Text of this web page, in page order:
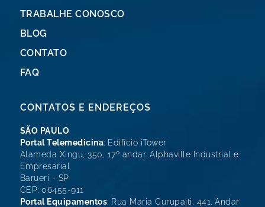
TRABALHE CONOSCO
BLOG
CONTATO
FAQ
CONTATOS E ENDEREÇOS
SÃO PAULO
Portal Telemedicina: Edifício iTower
Alameda Xingu, 350, 17º andar. Alphaville Industrial e
Empresarial
Barueri - SP
CEP: 06455-911
Portal Equipamentos: Rua Maria Curupaiti, 441. Andar